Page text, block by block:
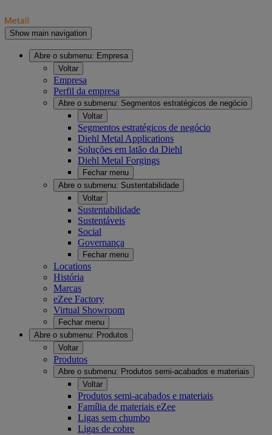
Show main navigation
Abre o submenu: Empresa
Voltar
Empresa
Perfil da empresa
Abre o submenu: Segmentos estratégicos de negócio
Voltar
Segmentos estratégicos de negócio
Diehl Metal Applications
Soluções em latão da Diehl
Diehl Metal Forgings
Fechar menu
Abre o submenu: Sustentabilidade
Voltar
Sustentabilidade
Sustentáveis
Social
Governança
Fechar menu
Locations
História
Marcas
eZee Factory
Virtual Showroom
Fechar menu
Abre o submenu: Produtos
Voltar
Produtos
Abre o submenu: Produtos semi-acabados e materiais
Voltar
Produtos semi-acabados e materiais
Família de materiais eZee
Ligas sem chumbo
Ligas de cobre